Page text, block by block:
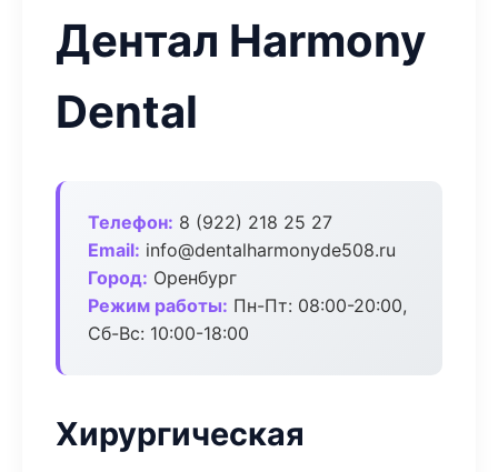
Дентал Harmony
Dental
Телефон: 8 (922) 218 25 27
Email: info@dentalharmonyde508.ru
Город: Оренбург
Режим работы: Пн-Пт: 08:00-20:00,
Сб-Вс: 10:00-18:00
Хирургическая